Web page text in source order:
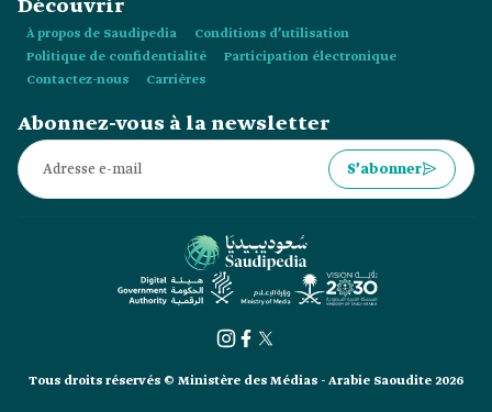
Découvrir
À propos de Saudipedia
Conditions d’utilisation
Politique de confidentialité
Participation électronique
Contactez-nous
Carrières
Abonnez-vous à la newsletter
S’abonner
Tous droits réservés © Ministère des Médias - Arabie Saoudite 2026